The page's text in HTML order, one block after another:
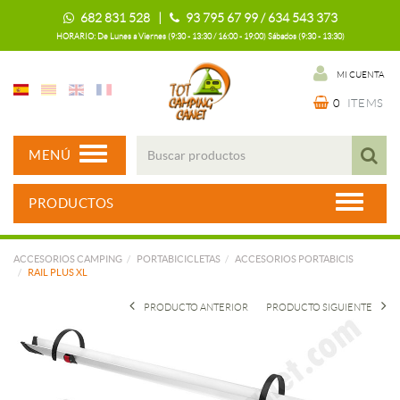
682 831 528 | 93 795 67 99 / 634 543 373
HORARIO: De Lunes a Viernes (9:30 - 13:30 / 16:00 - 19:00) Sábados (9:30 - 13:30)
MI CUENTA
0 ITEMS
MENÚ
PRODUCTOS
ACCESORIOS CAMPING PORTABICICLETAS
ACCESORIOS PORTABICIS
RAIL PLUS XL
PRODUCTO SIGUIENTE
PRODUCTO ANTERIOR